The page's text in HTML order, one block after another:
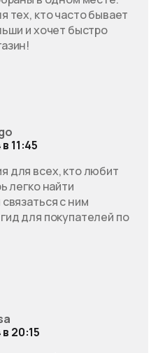
тех, кто часто бывает
и хочет быстро
11:45
для всех, кто любит
легко найти
с ним
для покупателей по
в 20:15